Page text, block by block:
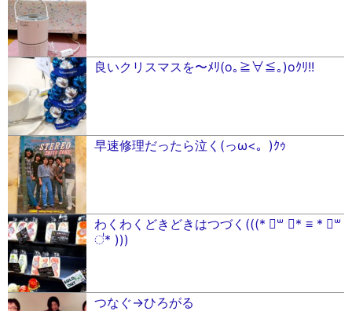
良いクリスマスを〜ﾒﾘ(o｡≧︎∀︎≦︎｡)oｸﾘ!!
早速修理だったら泣く(っω<。)ｸｩ
わくわくどきどきはつづく(((* ॑꒳ ॑* ≡ * ॑꒳
॑* )))
つなぐ→ひろがる